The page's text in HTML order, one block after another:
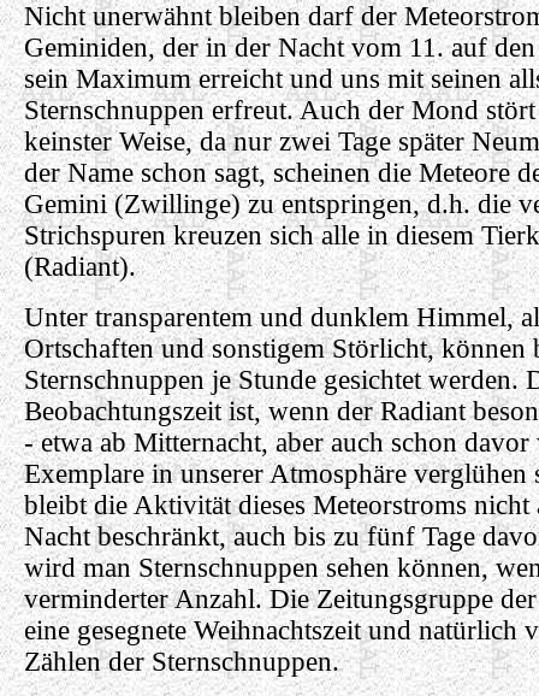
Nicht unerwähnt bleiben darf der
Geminiden, der in der Nacht vom 11. auf
sein Maximum erreicht und uns mit seinen
Sternschnuppen erfreut. Auch der Mond stört
keinster Weise, da nur zwei Tage später
der Name schon sagt, scheinen die Meteore
Gemini (Zwillinge) zu entspringen, d.h. die
Strichspuren kreuzen sich alle in diesem
(Radiant).
Unter transparentem und dunklem Himmel,
Ortschaften und sonstigem Störlicht, können
Sternschnuppen je Stunde gesichtet werden.
Beobachtungszeit ist, wenn der Radiant
- etwa ab Mitternacht, aber auch schon
Exemplare in unserer Atmosphäre verglühen
bleibt die Aktivität dieses Meteorstroms nicht
Nacht beschränkt, auch bis zu fünf Tage
wird man Sternschnuppen sehen können,
verminderter Anzahl. Die Zeitungsgruppe
eine gesegnete Weihnachtszeit und natürlich
Zählen der Sternschnuppen.